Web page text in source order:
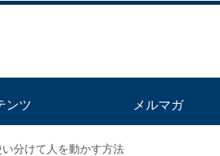
ンツ メルマガ
分けて人を動かす方法